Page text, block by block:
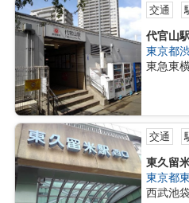
交通
代官山駅
東京都
東急東
交通
東久留
東京都
西武池